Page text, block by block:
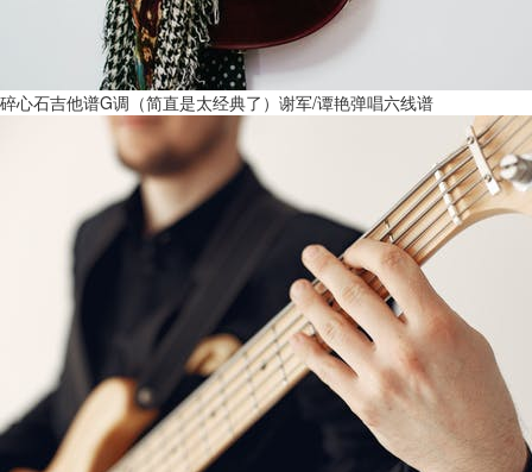
碎心石吉他谱G调（简直是太经典了）谢军/谭艳弹唱六线谱